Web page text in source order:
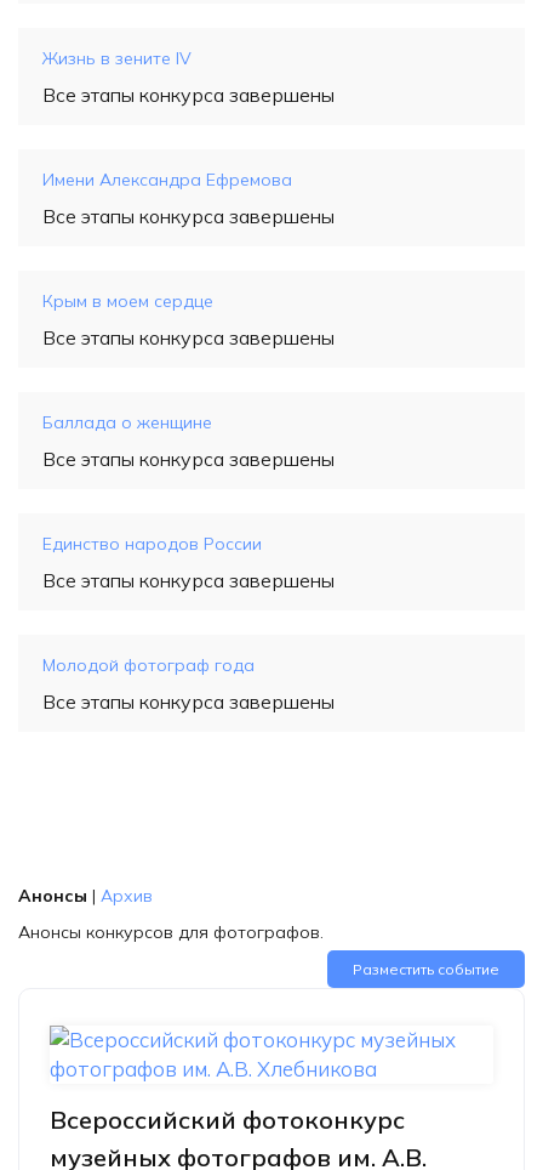
Жизнь в зените IV
Все этапы конкурса завершены
Имени Александра Ефремова
Все этапы конкурса завершены
Крым в моем сердце
Все этапы конкурса завершены
Баллада о женщине
Все этапы конкурса завершены
Единство народов России
Все этапы конкурса завершены
Молодой фотограф года
Все этапы конкурса завершены
Анонсы | Архив
Анонсы конкурсов для фотографов.
Разместить событие
Всероссийский фотоконкурс
музейных фотографов им. А.В.